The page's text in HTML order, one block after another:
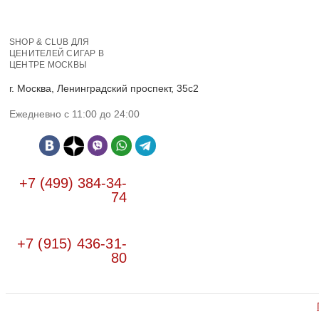
SHOP & CLUB ДЛЯ
ЦЕНИТЕЛЕЙ СИГАР В
ЦЕНТРЕ МОСКВЫ
г. Москва, Ленинградский проспект, 35с2
Ежедневно с 11:00 до 24:00
+7 (499) 384-34-
74
+7 (915) 436-31-
80